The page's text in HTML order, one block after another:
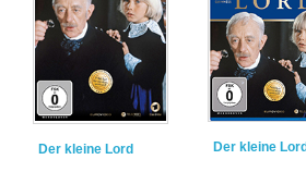
Der kleine Lord Der kleine Lord